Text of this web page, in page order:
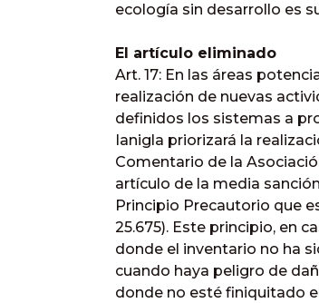
ecología sin desarrollo es
El artículo eliminado
Art. 17: En las áreas
realización de nuevas
definidos los sistemas a
Ianigla priorizará la
Comentario de la
artículo de la media
Principio Precautorio que
25.675). Este principio, en
donde el inventario no ha
cuando haya peligro de
donde no esté finiquitado